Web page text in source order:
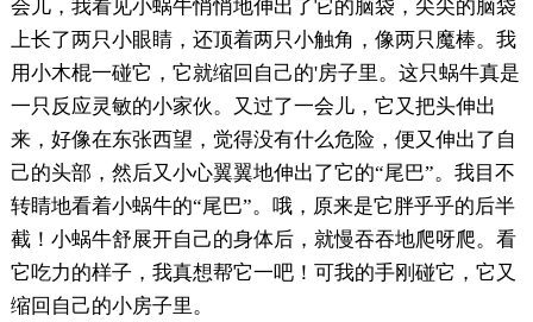
会儿，我看见小蜗牛悄悄地伸出了它的脑袋，尖尖的脑袋
上长了两只小眼睛，还顶着两只小触角，像两只魔棒。我
用小木棍一碰它，它就缩回自己的'房子里。这只蜗牛真是
一只反应灵敏的小家伙。又过了一会儿，它又把头伸出
来，好像在东张西望，觉得没有什么危险，便又伸出了自
己的头部，然后又小心翼翼地伸出了它的“尾巴”。我目不
转睛地看着小蜗牛的“尾巴”。哦，原来是它胖乎乎的后半
截！小蜗牛舒展开自己的身体后，就慢吞吞地爬呀爬。看
它吃力的样子，我真想帮它一吧！可我的手刚碰它，它又
缩回自己的小房子里。